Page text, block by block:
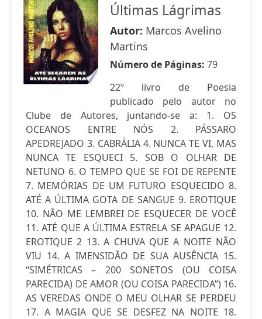
Últimas Lágrimas
Autor: Marcos Avelino
Martins
Número de Páginas: 79
22º livro de Poesia
publicado pelo autor no
Clube de Autores, juntando-se a: 1. OS
OCEANOS ENTRE NÓS 2. PÁSSARO
APEDREJADO 3. CABRÁLIA 4. NUNCA TE VI, MAS
NUNCA TE ESQUECI 5. SOB O OLHAR DE
NETUNO 6. O TEMPO QUE SE FOI DE REPENTE
7. MEMÓRIAS DE UM FUTURO ESQUECIDO 8.
ATÉ A ÚLTIMA GOTA DE SANGUE 9. EROTIQUE
10. NÃO ME LEMBREI DE ESQUECER DE VOCÊ
11. ATÉ QUE A ÚLTIMA ESTRELA SE APAGUE 12.
EROTIQUE 2 13. A CHUVA QUE A NOITE NÃO
VIU 14. A IMENSIDÃO DE SUA AUSÊNCIA 15.
“SIMÉTRICAS – 200 SONETOS (OU COISA
PARECIDA) DE AMOR (OU COISA PARECIDA”) 16.
AS VEREDAS ONDE O MEU OLHAR SE PERDEU
17. A MAGIA QUE SE DESFEZ NA NOITE 18.